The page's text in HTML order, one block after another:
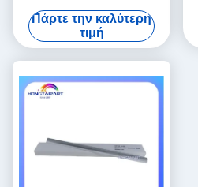
κυλίνδρους μεταφοράς για
την Ricoh PRO C720 C720s
C900 C900s
Πάρτε την καλύτερη
τιμή